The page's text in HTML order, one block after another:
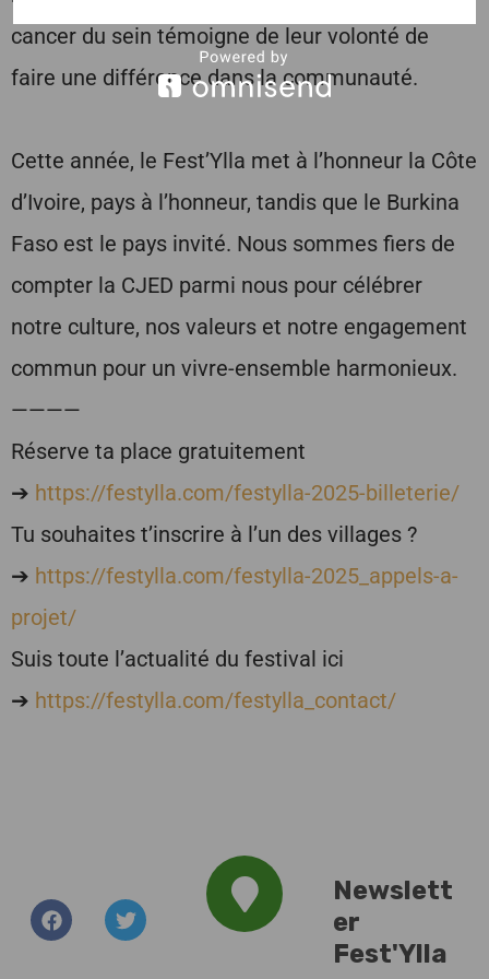
cancer du sein témoigne de leur volonté de
faire une différence dans la communauté.
Cette année, le Fest’Ylla met à l’honneur la Côte
d’Ivoire, pays à l’honneur, tandis que le Burkina
Faso est le pays invité. Nous sommes fiers de
compter la CJED parmi nous pour célébrer
notre culture, nos valeurs et notre engagement
commun pour un vivre-ensemble harmonieux.
————
Réserve ta place gratuitement
➔ https://festylla.com/festylla-2025-billeterie/
Tu souhaites t’inscrire à l’un des villages ?
➔ https://festylla.com/festylla-2025_appels-a-
projet/
Suis toute l’actualité du festival ici
➔ https://festylla.com/festylla_contact/
Newslett
er
Fest'Ylla